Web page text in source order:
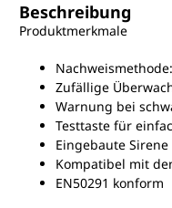
Beschreibung
Produktmerkmale
Zufällige
Warnung bei
Testtaste für
Eingebaute
Kompatibel mit
EN50291 konform